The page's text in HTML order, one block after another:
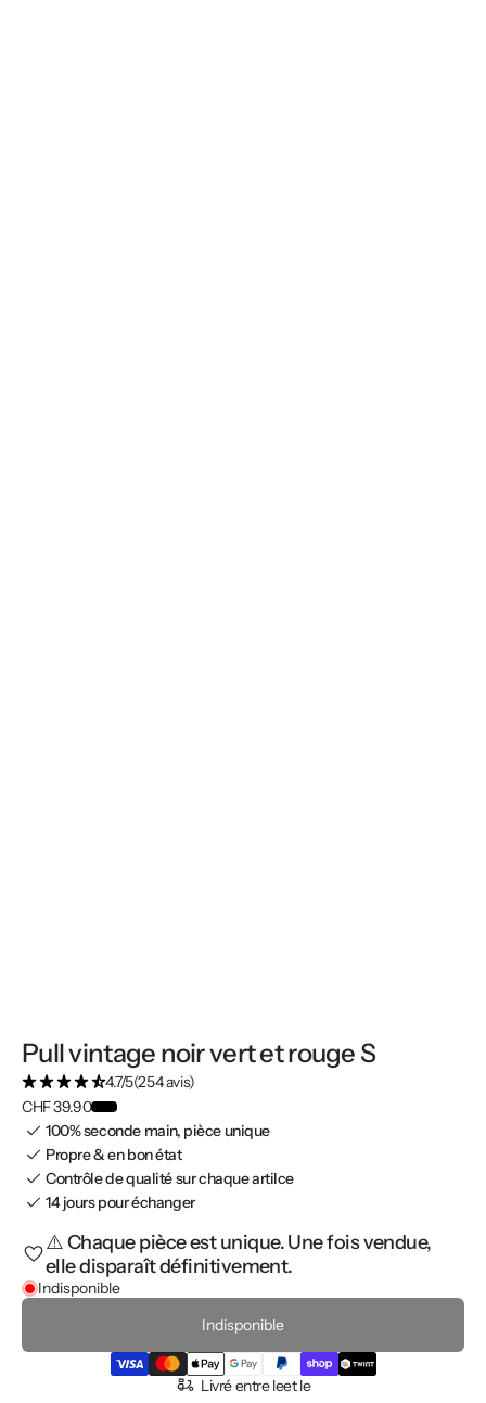
Pull vintage noir vert et rouge S
4.7/5(254 avis)
CHF 39.90
100% seconde main, pièce unique
Propre & en bon état
Contrôle de qualité sur chaque artilce
14 jours pour échanger
⚠️ Chaque pièce est unique. Une fois vendue,
elle disparaît définitivement.
Indisponible
Indisponible
Livré entre leet le